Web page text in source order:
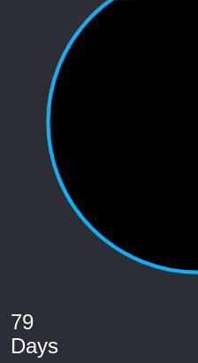
79
Days